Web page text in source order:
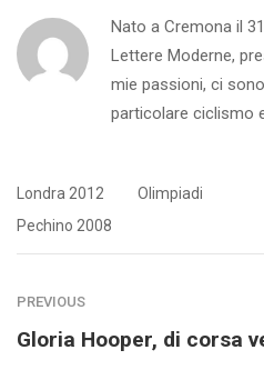
Nato a Cremona il
Lettere Moderne,
mie passioni, ci
particolare ciclismo
Londra 2012
Olimpiadi
Pechino 2008
PREVIOUS
Gloria Hooper, di corsa